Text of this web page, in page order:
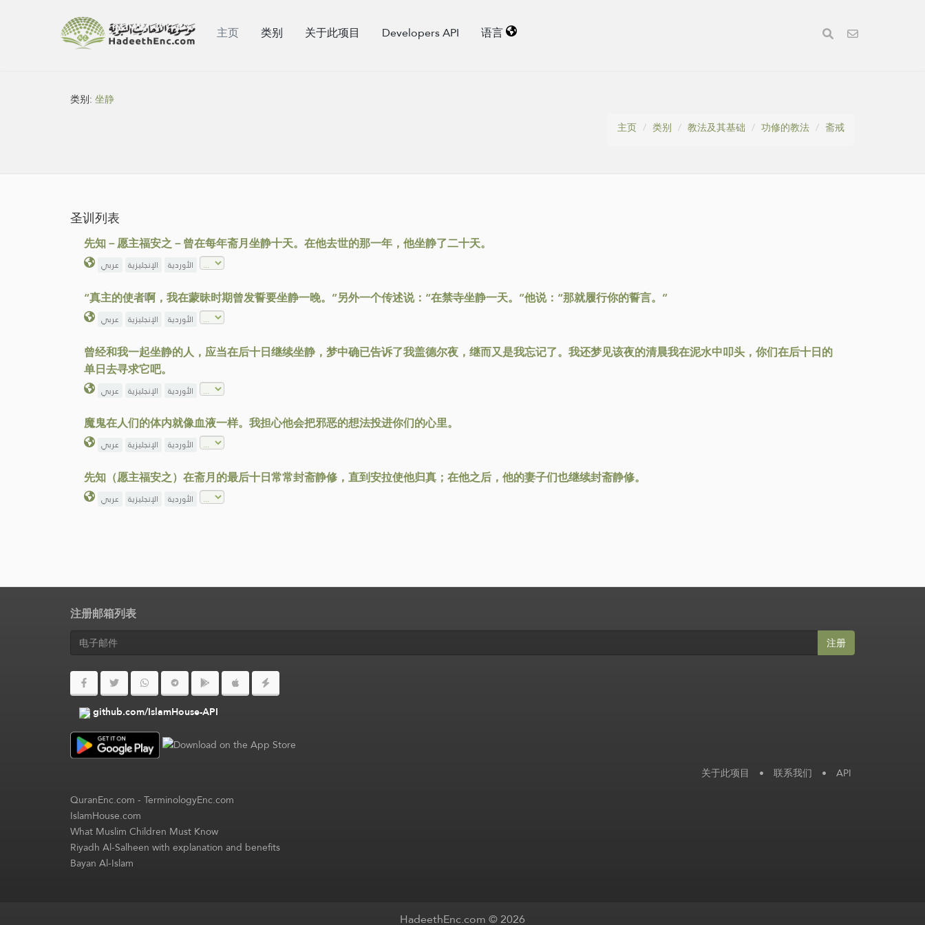
主页 类别 关于此项目 Developers API 语言
类别:坐静
主页
类别 教法及其基础 功修的教法 斋戒
圣训列表
先知－愿主福安之－曾在每年斋月坐静十天。在他去世的那一年，他坐静了二十天。
عربي الإنجليزية الأوردية
“真主的使者啊，我在蒙昧时期曾发誓要坐静一晚。”另外一个传述说：“在禁寺坐静一天。”他说：“那就履行你的誓言。”
عربي الإنجليزية الأوردية
曾经和我一起坐静的人，应当在后十日继续坐静，梦中确已告诉了我盖德尔夜，继而又是我忘记了。我还梦见该夜的清晨我在泥水中叩头，你们在后十日的
单日去寻求它吧。
عربي الإنجليزية الأوردية
魔鬼在人们的体内就像血液一样。我担心他会把邪恶的想法投进你们的心里。
عربي الإنجليزية الأوردية
先知（愿主福安之）在斋月的最后十日常常封斋静修，直到安拉使他归真；在他之后，他的妻子们也继续封斋静修。
عربي الإنجليزية الأوردية
注册邮箱列表
注册
github.com/IslamHouse-API
关于此项目 • 联系我们 • API
QuranEnc.com-TerminologyEnc.com
IslamHouse.com
What Muslim Children Must Know
Riyadh Al-Salheen with explanation and benefits
Bayan Al-Islam
HadeethEnc.com © 2026